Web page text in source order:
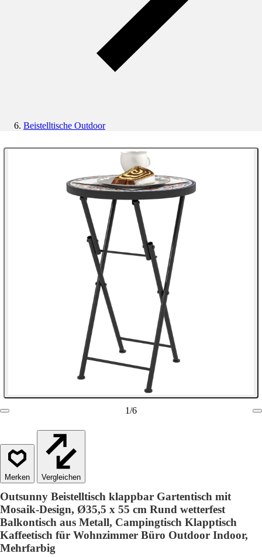
Beistelltische Outdoor
1/6
Vergleichen
Outsunny Beistelltisch klappbar Gartentisch mit
Mosaik-Design, Ø35,5 x 55 cm Rund wetterfest
Balkontisch aus Metall, Campingtisch Klapptisch
Kaffeetisch für Wohnzimmer Büro Outdoor Indoor,
Mehrfarbig